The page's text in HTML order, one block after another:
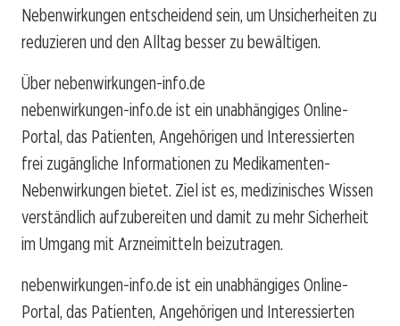
Nebenwirkungen entscheidend sein, um Unsicherheiten zu
reduzieren und den Alltag besser zu bewältigen.
Über nebenwirkungen-info.de
nebenwirkungen-info.de ist ein unabhängiges Online-
Portal, das Patienten, Angehörigen und Interessierten
frei zugängliche Informationen zu Medikamenten-
Nebenwirkungen bietet. Ziel ist es, medizinisches Wissen
verständlich aufzubereiten und damit zu mehr Sicherheit
im Umgang mit Arzneimitteln beizutragen.
nebenwirkungen-info.de ist ein unabhängiges Online-
Portal, das Patienten, Angehörigen und Interessierten